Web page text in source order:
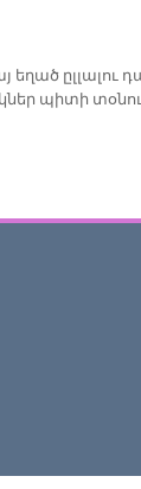
ե­ղած ըլ­լա­լու
պի­տի